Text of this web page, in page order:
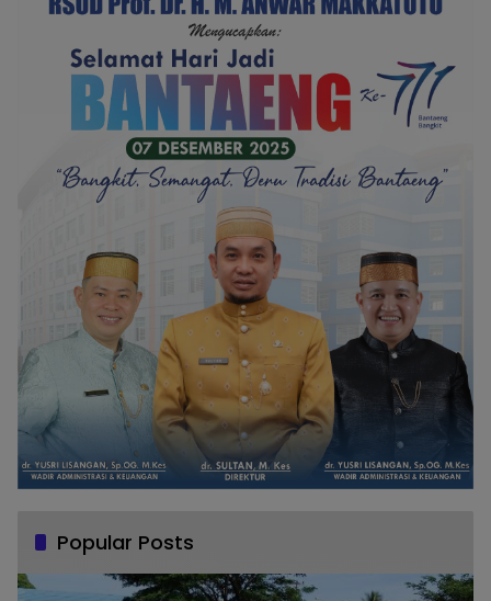
Popular Posts